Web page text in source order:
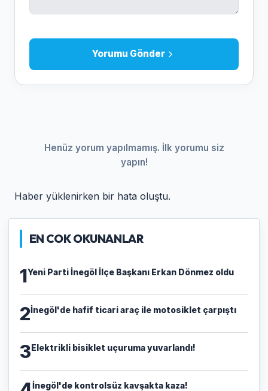
Yorumu Gönder
Henüz yorum yapılmamış. İlk yorumu siz
yapın!
Haber yüklenirken bir hata oluştu.
EN COK OKUNANLAR
1Yeni Parti İnegöl İlçe Başkanı Erkan Dönmez oldu
2İnegöl'de hafif ticari araç ile motosiklet çarpıştı
3Elektrikli bisiklet uçuruma yuvarlandı!
İnegöl'de kontrolsüz kavşakta kaza!